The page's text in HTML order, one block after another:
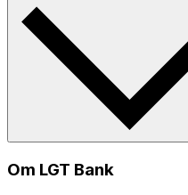
Om LGT Bank